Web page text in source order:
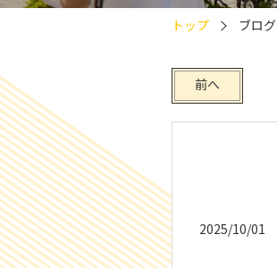
トップ ブログ
前へ
2025/10/01